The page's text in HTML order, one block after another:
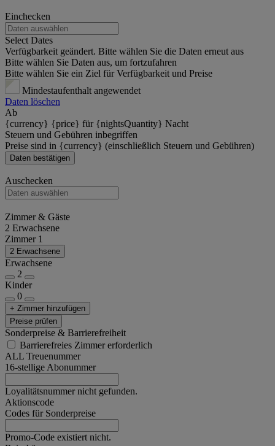
Einchecken
Select Dates
Verfügbarkeit geändert. Bitte wählen Sie die Daten erneut aus
Bitte wählen Sie Daten aus, um fortzufahren
Bitte wählen Sie ein Ziel für Verfügbarkeit und Preise
Mindestaufenthalt angewendet
Daten löschen
Ab
{currency} {price} für {nightsQuantity} Nacht
Steuern und Gebühren inbegriffen
Preise sind in {currency} (einschließlich Steuern und Gebühren)
Daten bestätigen
Auschecken
Zimmer & Gäste
2 Erwachsene
Zimmer 1
2 Erwachsene
Erwachsene
2
Kinder
0
+ Zimmer hinzufügen
Preise prüfen
Sonderpreise & Barrierefreiheit
Barrierefreies Zimmer erforderlich
ALL Treuenummer
16-stellige Abonummer
Loyalitätsnummer nicht gefunden.
Aktionscode
Codes für Sonderpreise
Promo-Code existiert nicht.